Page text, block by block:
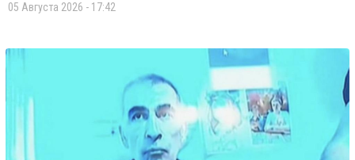
05 Августа 2026 - 17:42